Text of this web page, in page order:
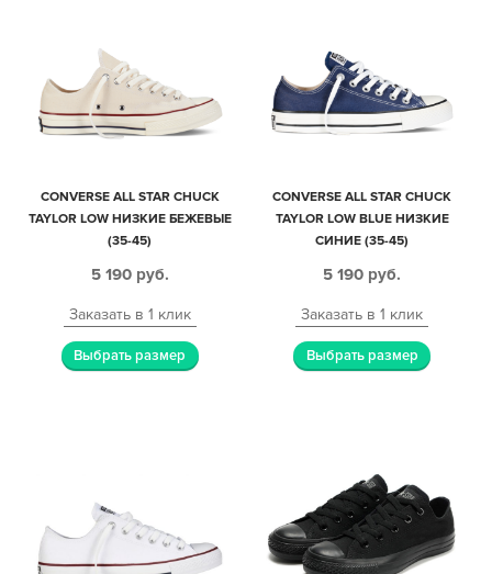
CONVERSE ALL STAR CHUCK
TAYLOR LOW НИЗКИЕ БЕЖЕВЫЕ
(35-45)
5 190 руб.
Заказать в 1 клик
Выбрать размер
CONVERSE ALL STAR CHUCK
TAYLOR LOW BLUE НИЗКИЕ
СИНИЕ (35-45)
5 190 руб.
Заказать в 1 клик
Выбрать размер